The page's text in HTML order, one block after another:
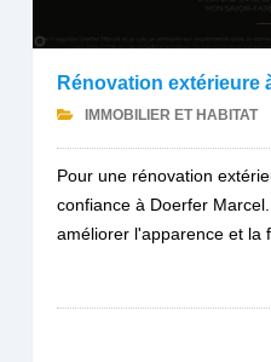
Rénovation extérieure
IMMOBILIER ET HABITAT
Pour une rénovation
confiance à Doerfer
améliorer l'apparence et la